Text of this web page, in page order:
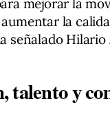
mejorar la
la
señalado Hilario
talento y